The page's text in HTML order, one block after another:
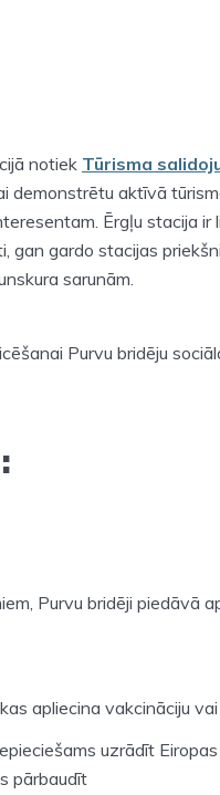
notiek Tūrisma
demonstrētu aktīvā
Ērgļu stacija ir
gardo stacijas
sarunām.
Purvu bridēju
Purvu bridēji piedāvā
apliecina vakcināciju
uzrādīt
pārbaudīt